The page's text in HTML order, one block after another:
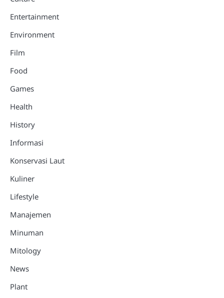
Entertainment
Environment
Film
Food
Games
Health
History
Informasi
Konservasi Laut
Kuliner
Lifestyle
Manajemen
Minuman
Mitology
News
Plant